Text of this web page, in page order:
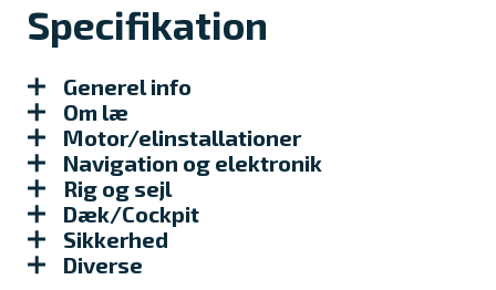
Specifikation
Generel info
Om læ
Motor/elinstallationer
Navigation og elektronik
Rig og sejl
Dæk/Cockpit
Sikkerhed
Diverse